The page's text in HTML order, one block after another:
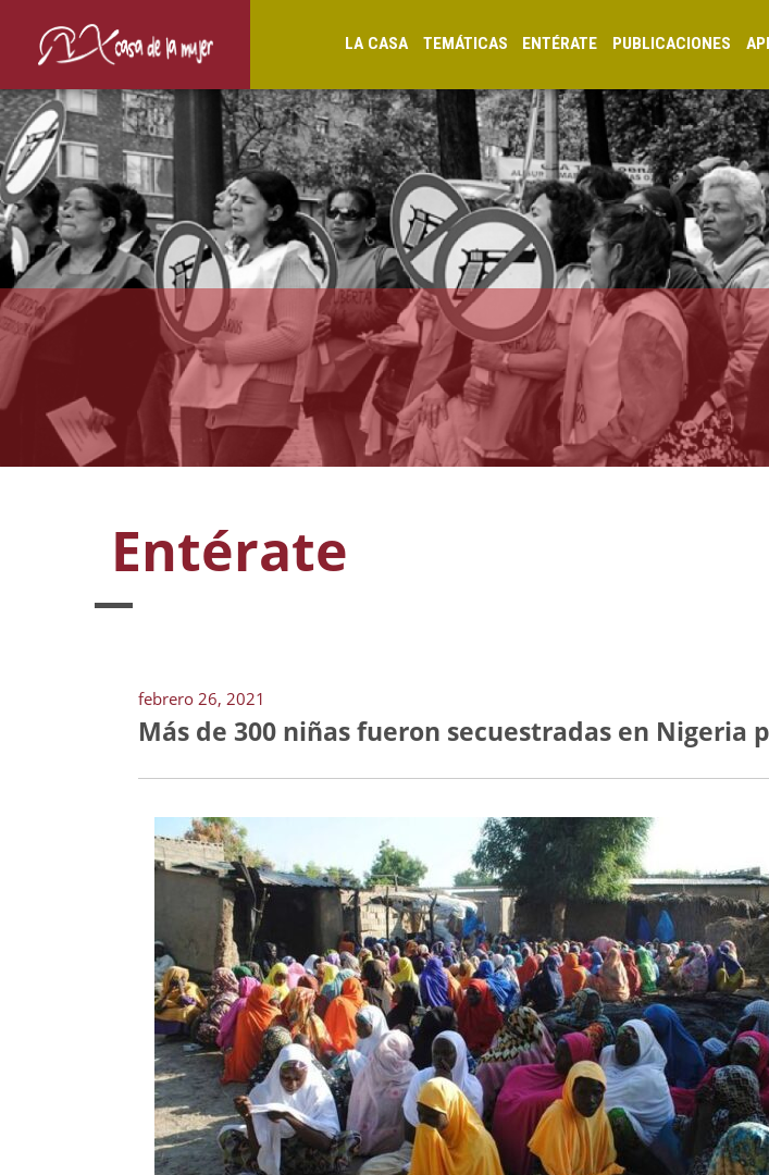
LA CASA TEMÁTICAS ENTÉRATE PUBLICACIONES
Entérate
febrero 26, 2021
Más de 300 niñas fueron secuestradas en Nigeria